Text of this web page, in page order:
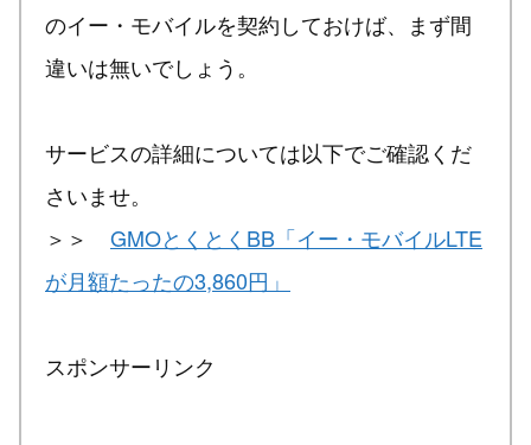
のイー・モバイルを契約しておけば、まず間
違いは無いでしょう。
サービスの詳細については以下でご確認くだ
さいませ。
＞＞ GMOとくとくBB「イー・モバイルLTE
が月額たったの3,860円」
スポンサーリンク